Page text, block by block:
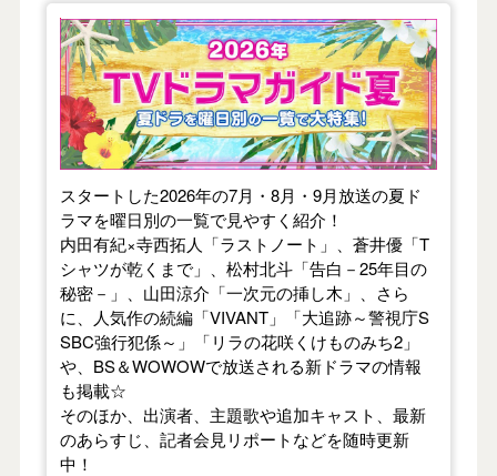
【2026年夏】TVドラマガイド
スタートした2026年の7月・8月・9月放送の夏ド
ラマを曜日別の一覧で見やすく紹介！
内田有紀×寺西拓人「ラストノート」、蒼井優「T
シャツが乾くまで」、松村北斗「告白－25年目の
秘密－」、山田涼介「一次元の挿し木」、さら
に、人気作の続編「VIVANT」「大追跡～警視庁S
SBC強行犯係～」「リラの花咲くけものみち2」
や、BS＆WOWOWで放送される新ドラマの情報
も掲載☆
そのほか、出演者、主題歌や追加キャスト、最新
のあらすじ、記者会見リポートなどを随時更新
中！